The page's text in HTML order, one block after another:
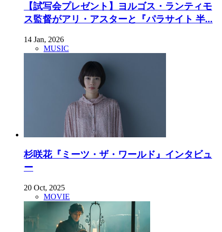
【試写会プレゼント】ヨルゴス・ランティモ
ス監督がアリ・アスターと『パラサイト 半...
14 Jan, 2026
MUSIC
杉咲花『ミーツ・ザ・ワールド』インタビュ
ー
20 Oct, 2025
MOVIE